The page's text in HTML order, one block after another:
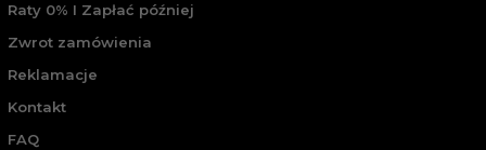
Raty 0% I Zapłać później
Zwrot zamówienia
Reklamacje
Kontakt
FAQ